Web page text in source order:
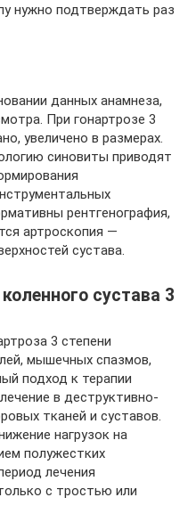
нужно подтверждать раз
данных анамнеза,
При гонартрозе 3
увеличено в размерах.
синовиты приводят
рентгенография,
артроскопия —
сустава.
сустава 3
3 степени
мышечных спазмов,
подход к терапии
в деструктивно-
тканей и суставов.
нагрузок на
полужестких
лечения
с тростью или